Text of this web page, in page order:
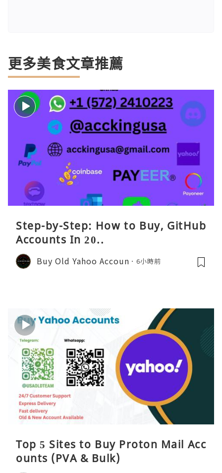
更多美食文章推薦
Step-by-Step: How to Buy, GitHub
Accounts In 20..
Buy Old Yahoo Accoun 6小時前
Top 5 Sites to Buy Proton Mail Acc
ounts (PVA & Bulk)